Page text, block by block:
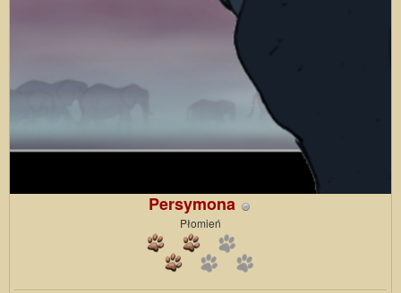
Persymona
Płomień